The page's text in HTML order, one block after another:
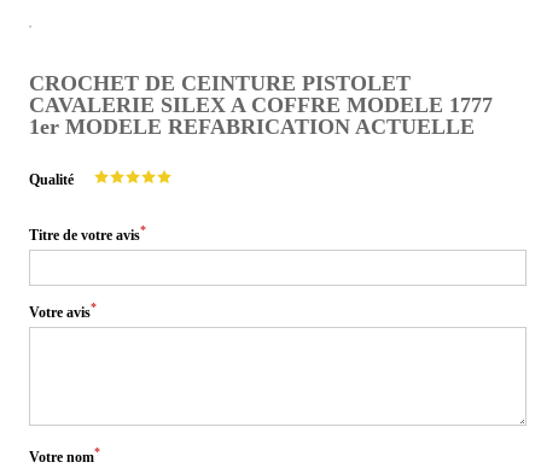
CROCHET DE CEINTURE PISTOLET
CAVALERIE SILEX A COFFRE MODELE 1777
1er MODELE REFABRICATION ACTUELLE
Qualité
Titre de votre avis*
Votre avis*
Votre nom*